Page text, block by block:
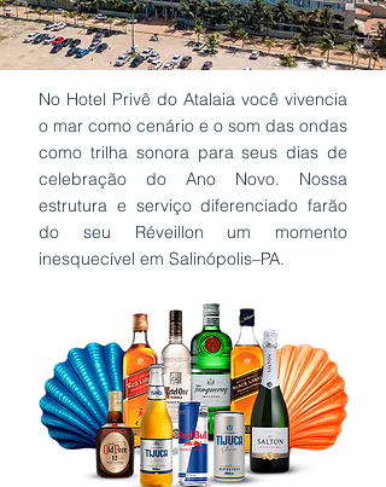
No Hotel Privê do Atalaia você vivencia
o mar como cenário e o som das ondas
como trilha sonora para seus dias de
celebração do Ano Novo. Nossa
estrutura e serviço diferenciado farão
do seu Réveillon um momento
inesquecível em Salinópolis–PA.